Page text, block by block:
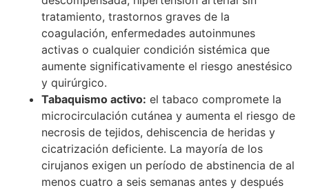
tratamiento, trastornos graves de la
coagulación, enfermedades autoinmunes
activas o cualquier condición sistémica que
aumente significativamente el riesgo anestésico
y quirúrgico.
Tabaquismo activo: el tabaco compromete la
microcirculación cutánea y aumenta el riesgo de
necrosis de tejidos, dehiscencia de heridas y
cicatrización deficiente. La mayoría de los
cirujanos exigen un período de abstinencia de al
menos cuatro a seis semanas antes y después